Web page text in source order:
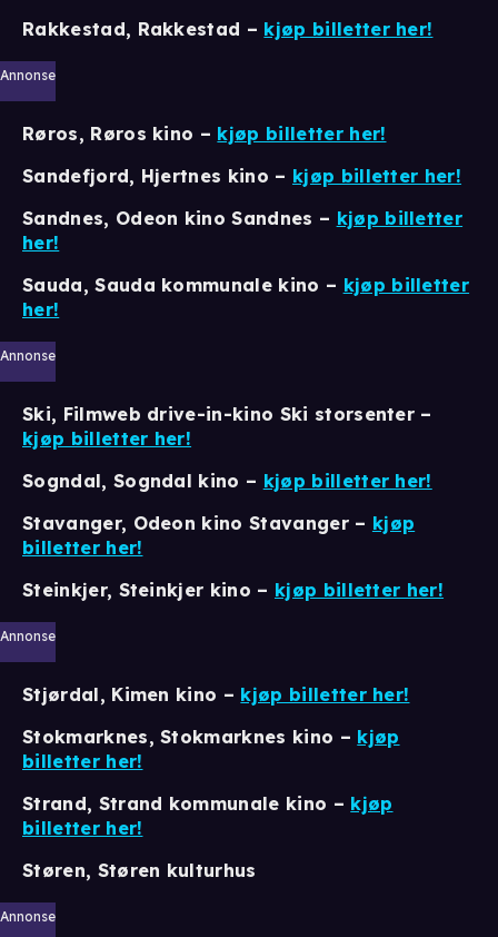
Rakkestad, Rakkestad – kjøp billetter her!
Annonse
Røros, Røros kino – kjøp billetter her!
Sandefjord, Hjertnes kino – kjøp billetter her!
Sandnes, Odeon kino Sandnes – kjøp billetter
her!
Sauda, Sauda kommunale kino – kjøp billetter
her!
Annonse
Ski, Filmweb drive-in-kino Ski storsenter –
kjøp billetter her!
Sogndal, Sogndal kino – kjøp billetter her!
Stavanger, Odeon kino Stavanger– kjøp
billetter her!
Steinkjer, Steinkjer kino – kjøp billetter her!
Annonse
Stjørdal, Kimen kino – kjøp billetter her!
Stokmarknes, Stokmarknes kino – kjøp
billetter her!
Strand, Strand kommunale kino – kjøp
billetter her!
Støren, Støren kulturhus
Annonse